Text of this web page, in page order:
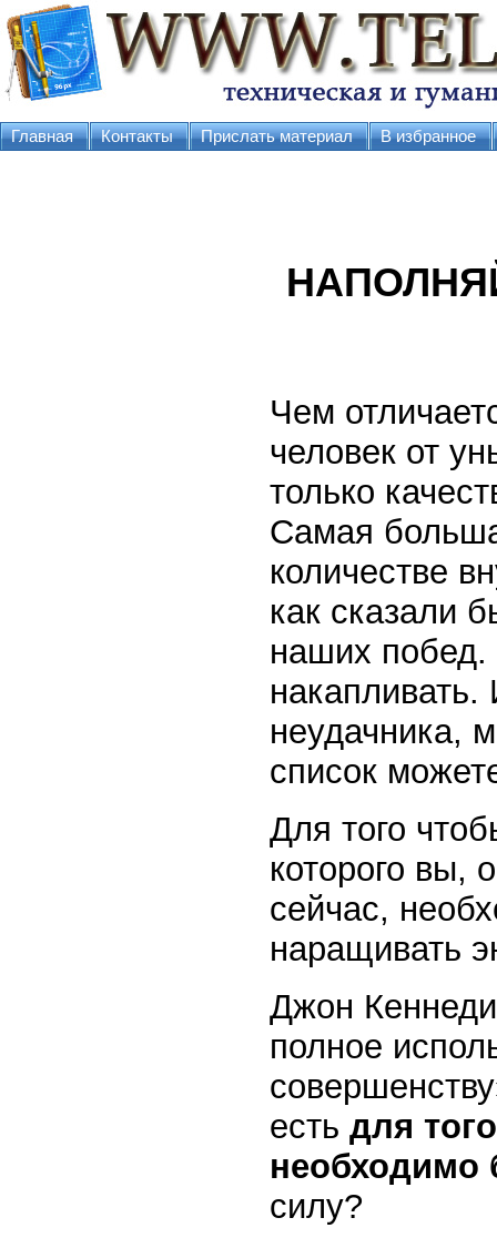
Главная Контакты Прислать материал В избранное
Чем
человек от
только
Самая
количестве
как сказали
наших побед.
неудачника,
список
Для того
которого вы,
сейчас,
наращивать
Джон
полное
есть для
силу?